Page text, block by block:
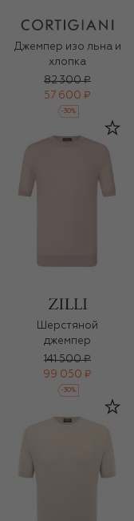
Джемпер изо льна и
хлопка
82 300 ₽
57 600 ₽
-30%
Шерстяной
джемпер
141 500 ₽
99 050 ₽
-30%